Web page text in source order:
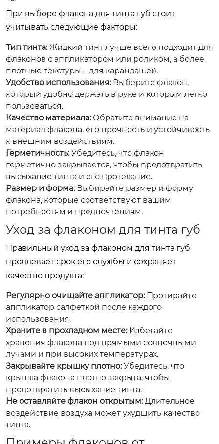
При выборе флакона для тинта губ стоит
учитывать следующие факторы:
Тип тинта:Жидкий тинт лучше всего подходит для
флаконов с аппликатором или роликом, а более
плотные текстуры – для карандашей.
Удобство использования:Выберите флакон,
который удобно держать в руке и которым легко
пользоваться.
Качество материала:Обратите внимание на
материал флакона, его прочность и устойчивость
к внешним воздействиям.
Герметичность:Убедитесь, что флакон
герметично закрывается, чтобы предотвратить
высыхание тинта и его протекание.
Размер и форма:Выбирайте размер и форму
флакона, которые соответствуют вашим
потребностям и предпочтениям.
Уход за флаконом для тинта губ
Правильный уход за флаконом для тинта губ
продлевает срок его службы и сохраняет
качество продукта:
Регулярно очищайте аппликатор:Протирайте
аппликатор салфеткой после каждого
использования.
Храните в прохладном месте:Избегайте
хранения флакона под прямыми солнечными
лучами и при высоких температурах.
Закрывайте крышку плотно:Убедитесь, что
крышка флакона плотно закрыта, чтобы
предотвратить высыхание тинта.
Не оставляйте флакон открытым:Длительное
воздействие воздуха может ухудшить качество
тинта.